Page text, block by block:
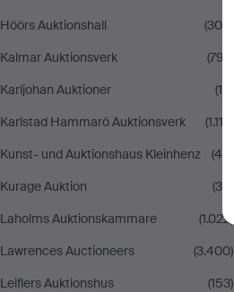
Höörs Auktionshall
(304)
Kalmar Auktionsverk
(797)
Karljohan Auktioner
(14)
Karlstad Hammarö Auktionsverk
(1.112)
Kunst- und Auktionshaus Kleinhenz
(46)
Kurage Auktion
(35)
Laholms Auktionskammare
(1.022)
Lawrences Auctioneers
(3.400)
Leiflers Auktionshus
(153)